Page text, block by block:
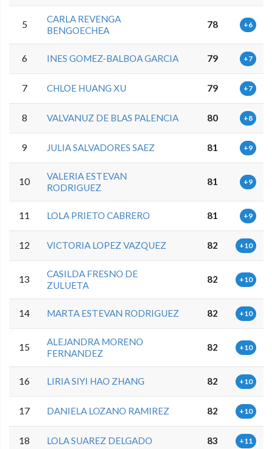
5
CARLA REVENGA
BENGOECHEA
78 +6
6 INES GOMEZ-BALBOA GARCIA 79 +7
7 CHLOE HUANG XU 79 +7
8 VALVANUZ DE BLAS PALENCIA 80 +8
9 JULIA SALVADORES SAEZ 81 +9
10
VALERIA ESTEVAN
RODRIGUEZ
81 +9
11 LOLA PRIETO CABRERO 81 +9
12 VICTORIA LOPEZ VAZQUEZ 82 +10
13
CASILDA FRESNO DE
ZULUETA
82 +10
14 MARTA ESTEVAN RODRIGUEZ 82 +10
15
ALEJANDRA MORENO
FERNANDEZ
82 +10
16 LIRIA SIYI HAO ZHANG 82 +10
17 DANIELA LOZANO RAMIREZ 82 +10
18 LOLA SUAREZ DELGADO 83 +11